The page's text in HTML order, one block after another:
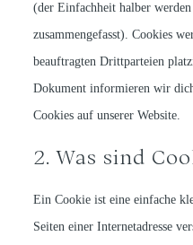
(der Einfachheit halber
zusammengefasst). Cookies
beauftragten Drittparteien
Dokument informieren wir
Cookies auf unserer Website.
2. Was sind
Ein Cookie ist eine einfache
Seiten einer Internetadresse